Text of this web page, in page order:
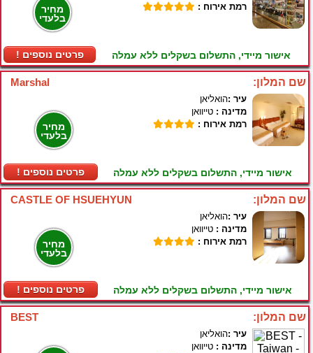
מחיר
בלעדי
! פרטים נוספים
רמת אירוח :
אישור מיידי, התשלום בשקלים ללא עמלה
Marshal שם המלון:
מחיר
בלעדי
! פרטים נוספים
עיר :הואליאן
מדינה : טייוואן
רמת אירוח :
אישור מיידי, התשלום בשקלים ללא עמלה
CASTLE OF HSUEHYUN שם המלון:
מחיר
בלעדי
! פרטים נוספים
עיר :הואליאן
מדינה : טייוואן
רמת אירוח :
אישור מיידי, התשלום בשקלים ללא עמלה
BEST שם המלון:
עיר :הואליאן
מדינה : טייוואן